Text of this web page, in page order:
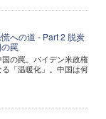
への道 - Part 2 脱炭
罠
の罠。バイデン米政権
「温暖化」。中国は何